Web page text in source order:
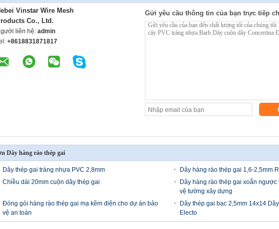
Vinstar Wire Mesh
Co., Ltd.
liên hệ: admin
+8618831871817
Gửi yêu cầu thông tin của bạn trực tiếp
Dây hàng rào thép gai
Dây thép gai tráng nhựa PVC 2,8mm
Dây hàng rào thép gai 1,6-2,5mm
Chiều dài 20mm cuộn dây thép gai
Dây hàng rào thép gai xoắn
vệ tường xây dựng
Đóng gói hàng rào thép gai mạ kẽm điện cho dự án bảo
vệ an toàn
Dây thép gai bạc 2,5mm 14x14
Electo